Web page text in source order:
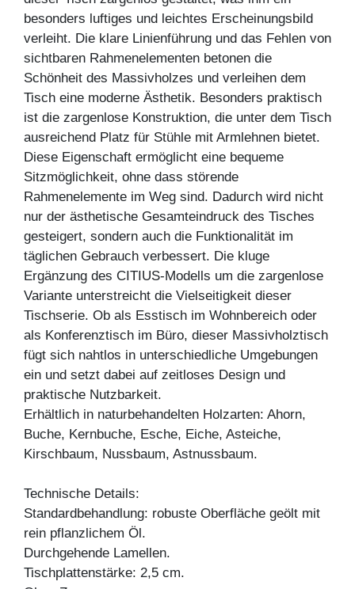
besonders luftiges und leichtes Erscheinungsbild
verleiht. Die klare Linienführung und das Fehlen von
sichtbaren Rahmenelementen betonen die
Schönheit des Massivholzes und verleihen dem
Tisch eine moderne Ästhetik. Besonders praktisch
ist die zargenlose Konstruktion, die unter dem Tisch
ausreichend Platz für Stühle mit Armlehnen bietet.
Diese Eigenschaft ermöglicht eine bequeme
Sitzmöglichkeit, ohne dass störende
Rahmenelemente im Weg sind. Dadurch wird nicht
nur der ästhetische Gesamteindruck des Tisches
gesteigert, sondern auch die Funktionalität im
täglichen Gebrauch verbessert. Die kluge
Ergänzung des CITIUS-Modells um die zargenlose
Variante unterstreicht die Vielseitigkeit dieser
Tischserie. Ob als Esstisch im Wohnbereich oder
als Konferenztisch im Büro, dieser Massivholztisch
fügt sich nahtlos in unterschiedliche Umgebungen
ein und setzt dabei auf zeitloses Design und
praktische Nutzbarkeit.
Erhältlich in naturbehandelten Holzarten: Ahorn,
Buche, Kernbuche, Esche, Eiche, Asteiche,
Kirschbaum, Nussbaum, Astnussbaum.
Technische Details:
Standardbehandlung: robuste Oberfläche geölt mit
rein pflanzlichem Öl.
Durchgehende Lamellen.
Tischplattenstärke: 2,5 cm.